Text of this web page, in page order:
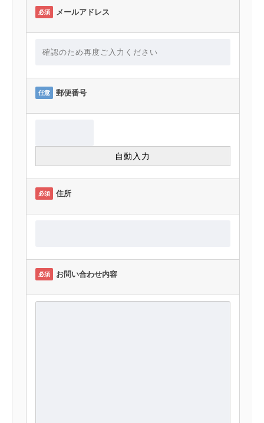
必須 メールアドレス
任意 郵便番号
必須 住所
必須 お問い合わせ内容